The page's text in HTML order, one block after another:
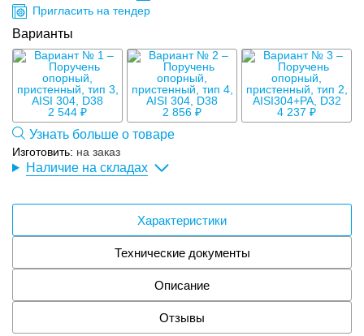
Изготовить: на заказ
Пригласить на тендер
Варианты
2 544 ₽ 2 856 ₽ 4 237 ₽
Узнать больше о товаре
Наличие на складах
Характеристики
Технические документы
Описание
Отзывы